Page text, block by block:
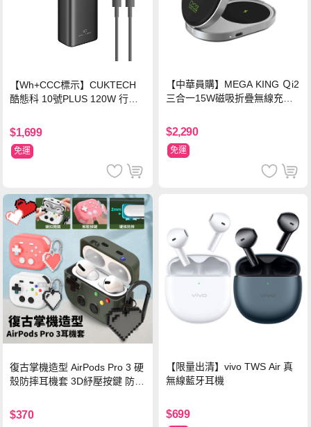
【Wh+CCC標示】CUKTECH
酷態科 10號PLUS 120W 行動
色
$1,699
免運
【中華員購】MEGA KING Ｑi2
三合一15W磁吸折疊無線充電
$2,290
免運
復古掌機造型 AirPods Pro 3 硬
殼防摔耳機套 3D紓壓按鍵 防開
$370
【限量出清】vivo TWS Air 真
無線藍牙耳機
$699